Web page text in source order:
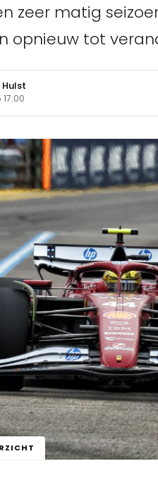
zeer matig
opnieuw tot
Hulst